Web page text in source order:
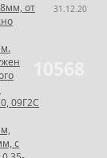
31.12.20
от
09Г2С
с